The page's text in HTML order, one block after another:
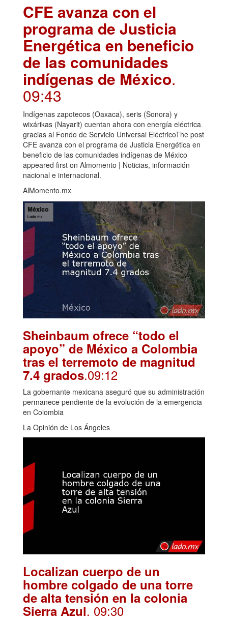
CFE avanza con el
programa de Justicia
Energética en beneficio
de las comunidades
indígenas de México.
09:43
Indígenas zapotecos (Oaxaca), seris (Sonora) y
wixárikas (Nayarit) cuentan ahora con energía eléctrica
gracias al Fondo de Servicio Universal EléctricoThe post
CFE avanza con el programa de Justicia Energética en
beneficio de las comunidades indígenas de México
appeared first on Almomento | Noticias, información
nacional e internacional.
AlMomento.mx
Sheinbaum ofrece “todo el
apoyo” de México a Colombia
tras el terremoto de magnitud
7.4 grados.09:12
La gobernante mexicana aseguró que su administración
permanece pendiente de la evolución de la emergencia
en Colombia
La Opinión de Los Ángeles
Localizan cuerpo de un
hombre colgado de una torre
de alta tensión en la colonia
Sierra Azul. 09:30